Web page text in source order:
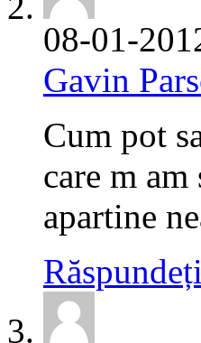
08-01-
Gavin
Cum pot
care m
apartine
Răspundeți